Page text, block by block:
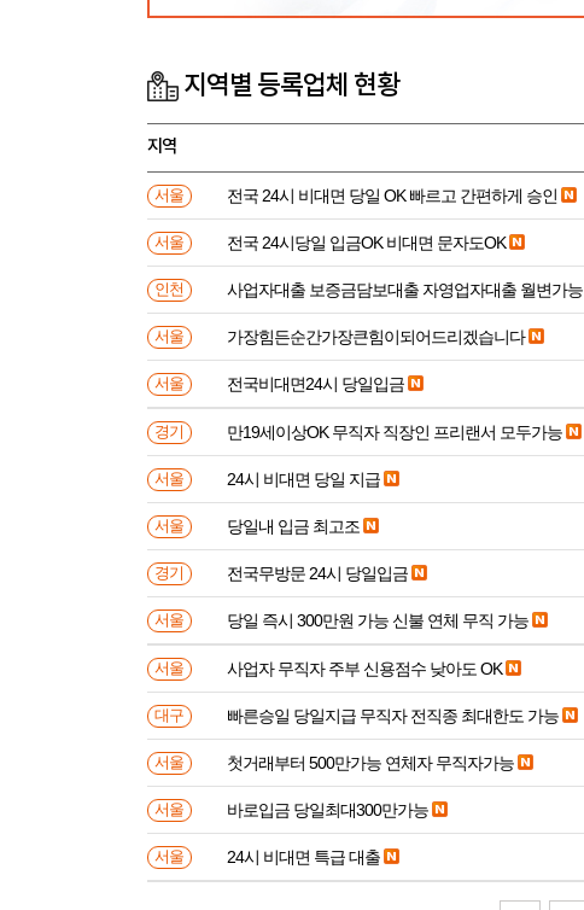
지역별 등록업체 현황
지역
서울 전국 24시 비대면 당일 OK 빠르고 간편하게 승인
서울 전국 24시당일 입금OK 비대면 문자도OK
인천 사업자대출 보증금담보대출 자영업자대출 월변가능
서울 가장힘든순간가장큰힘이되어드리겠습니다
서울 전국비대면24시 당일입금
경기 만19세이상OK 무직자 직장인 프리랜서 모두가능
서울 24시 비대면 당일 지급
서울 당일내 입금 최고조
경기 전국무방문 24시 당일입금
서울 당일 즉시 300만원 가능 신불 연체 무직 가능
서울 사업자 무직자 주부 신용점수 낮아도 OK
대구 빠른승일 당일지급 무직자 전직종 최대한도 가능
서울 첫거래부터 500만가능 연체자 무직자가능
서울 바로입금 당일최대300만가능
서울 24시 비대면 특급 대출